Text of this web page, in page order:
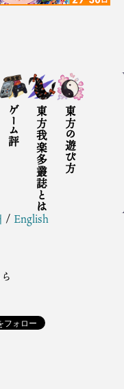
ゲーム評 東方我楽多叢誌とは 東方の遊び方
/ English